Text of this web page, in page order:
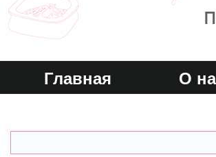
Главная О